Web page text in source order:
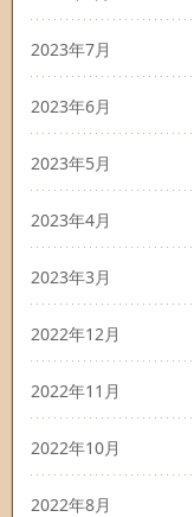
2023年7月
2023年6月
2023年5月
2023年4月
2023年3月
2022年12月
2022年11月
2022年10月
2022年8月